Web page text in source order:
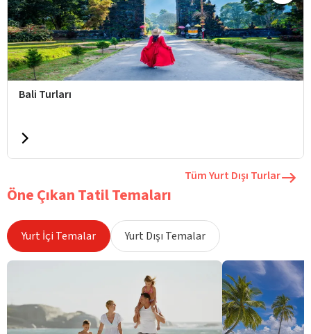
Bali Turları
Tüm Yurt Dışı Turlar
Öne Çıkan Tatil Temaları
Yurt İçi Temalar Yurt Dışı Temalar